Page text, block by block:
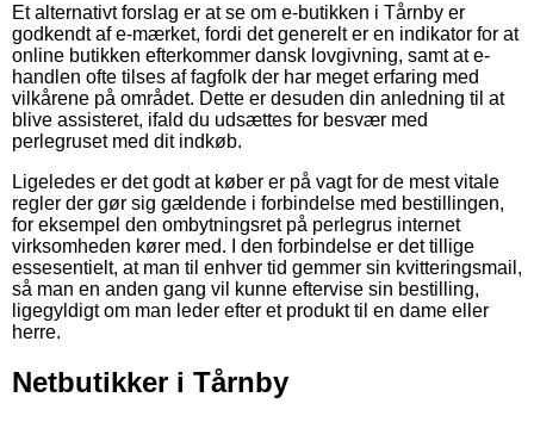
Et alternativt forslag er at se om e-butikken i Tårnby er
godkendt af e-mærket, fordi det generelt er en indikator for at
online butikken efterkommer dansk lovgivning, samt at e-
handlen ofte tilses af fagfolk der har meget erfaring med
vilkårene på området. Dette er desuden din anledning til at
blive assisteret, ifald du udsættes for besvær med
perlegruset med dit indkøb.
Ligeledes er det godt at køber er på vagt for de mest vitale
regler der gør sig gældende i forbindelse med bestillingen,
for eksempel den ombytningsret på perlegrus internet
virksomheden kører med. I den forbindelse er det tillige
essesentielt, at man til enhver tid gemmer sin kvitteringsmail,
så man en anden gang vil kunne eftervise sin bestilling,
ligegyldigt om man leder efter et produkt til en dame eller
herre.
Netbutikker i Tårnby